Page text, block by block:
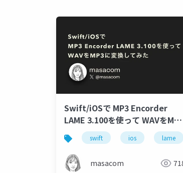
Swift/iOSで MP3 Encorder
LAME 3.100を使って WAVをMP3
に変換してみた
swift ios lame
masacom